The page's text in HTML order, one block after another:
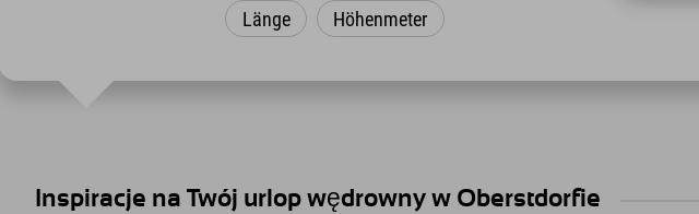
Länge Höhenmeter
Inspiracje na Twój urlop wędrowny w Oberstdorfie